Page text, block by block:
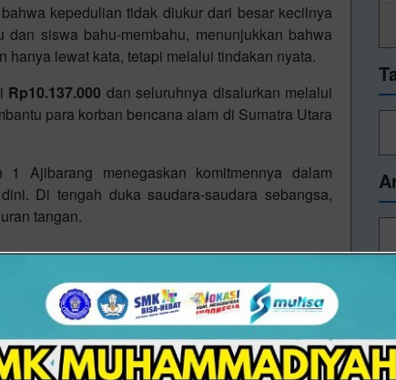
kepedulian tidak diukur dari besar kecilnya
siswa bahu-membahu, menunjukkan bahwa
lewat kata, tetapi melalui tindakan nyata.
Rp10.137.000 dan seluruhnya disalurkan melalui
para korban bencana alam di Sumatra Utara
Ajibarang menegaskan komitmennya dalam
Di tengah duka saudara-saudara sebangsa,
tangan.
16/12/2025 09:32 - Oleh Administrator - Dilihat 333 kali